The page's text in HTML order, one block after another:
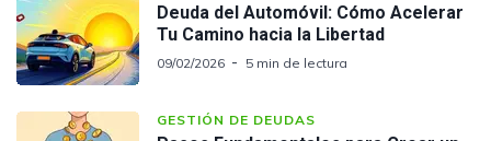
Deuda del Automóvil: Cómo Acelerar
Tu Camino hacia la Libertad
09/02/2026 5 min de lectura
GESTIÓN DE DEUDAS